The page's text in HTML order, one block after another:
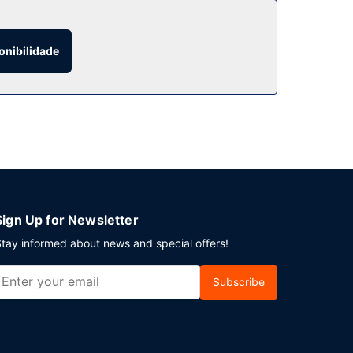
almoço buffet grátis, servido diariamente
Up for Newsletter
informed about news and special offers!
Subscribe